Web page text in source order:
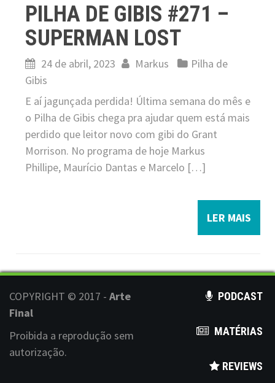
PILHA DE GIBIS #271 –
SUPERMAN LOST
24 de abril, 2023 Markus
Pilha de
Gibis
E aí jagunçada perdida! Última semana do mês e
o Pilha de Gibis chega pra ajudar quem está mais
perdido que leitor novo com gibi do Grant
Morrison. No programa de hoje Markus
Phillipe, Maurício Dantas e Marcelo […]
LER MAIS
COPYRIGHT © 2017 - Arte
Final
Proibida a reprodução sem
autorização.
PODCAST
MATÉRIAS
REVIEWS